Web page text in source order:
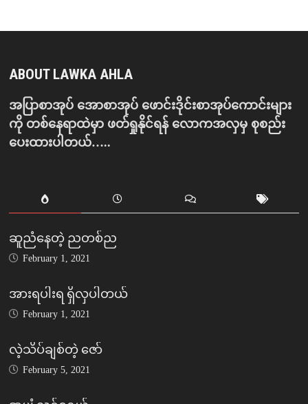
ABOUT LAWKA AHLA
အပြာစာအုပ် အောစာအုပ် ဖောင်းဒိုင်းစာအုပ်ကောင်းများ
ကို တစ်နေရာထဲမှာ ဖတ်ရှုနိုင်ရန် လောကအလှမှ စုစည်း
ပေးထားပါတယ်…..
ဆူညံနေတဲ့ ညတစ်ည
February 1, 2021
အားရပါးရ ရှိလှပါတယ်
February 1, 2021
လဲ့သိပ်ချစ်တဲ့ ဇော်
February 5, 2021